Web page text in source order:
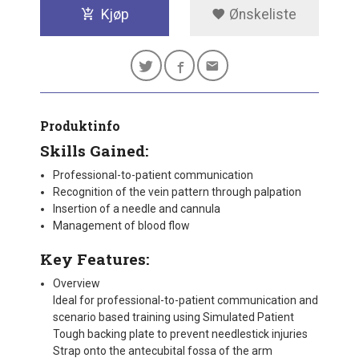
Kjøp Ønskeliste
Produktinfo
Skills Gained:
Professional-to-patient communication
Recognition of the vein pattern through palpation
Insertion of a needle and cannula
Management of blood flow
Key Features:
Overview
Ideal for professional-to-patient communication and
scenario based training using Simulated Patient
Tough backing plate to prevent needlestick injuries
Strap onto the antecubital fossa of the arm